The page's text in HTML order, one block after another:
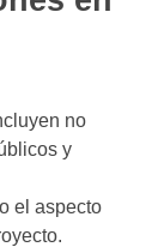
no
y
el aspecto